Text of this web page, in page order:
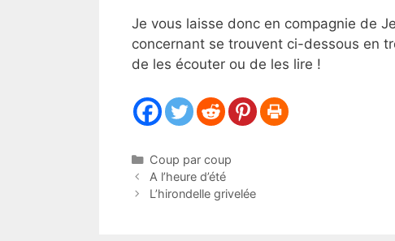
Je vous laisse donc en compagnie de
concernant se trouvent ci-dessous en
de les écouter ou de les lire !
Catégories
Coup par coup
A l’heure d’été
L’hirondelle grivelée